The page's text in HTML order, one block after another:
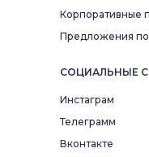
Корпоративные
Предложения
СОЦИАЛЬНЫЕ
Инстаграм
Телеграмм
Вконтакте